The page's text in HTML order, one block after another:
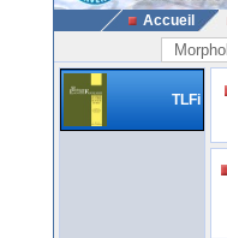
Accueil
TLFi